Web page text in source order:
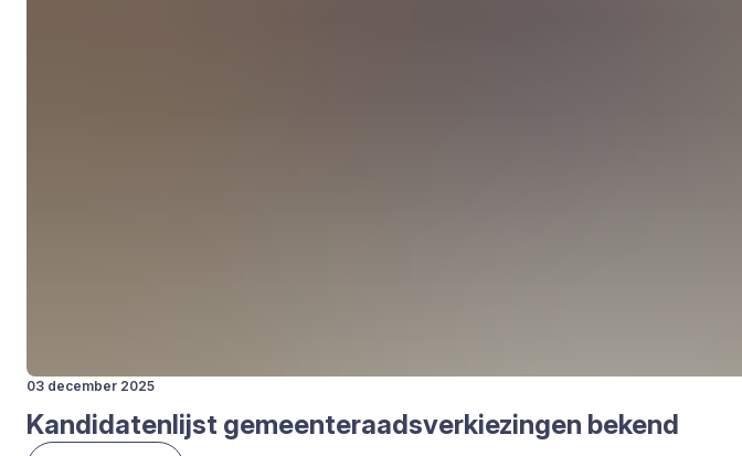
03 december 2025
Kan­di­da­ten­lijst gemeen­te­raads­ver­kie­zin­gen bekend